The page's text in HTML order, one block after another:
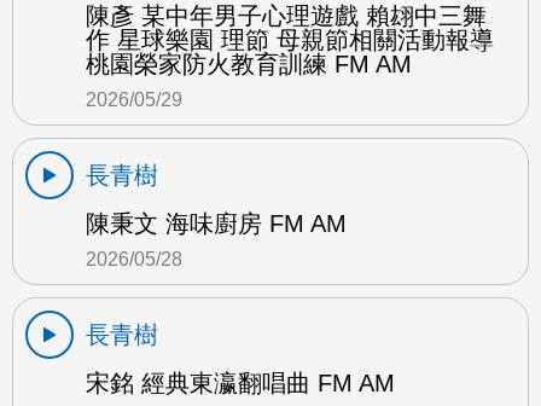
陳彥 某中年男子心理遊戲 賴翃中三舞
作 星球樂園 理節 母親節相關活動報導
桃園榮家防火教育訓練 FM AM
2026/05/29
長青樹
陳秉文 海味廚房 FM AM
2026/05/28
長青樹
宋銘 經典東瀛翻唱曲 FM AM